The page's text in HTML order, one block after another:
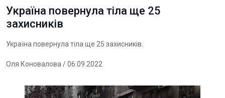
Україна повернула тіла ще 25
захисників
Україна повернула тіла ще 25 захисників.
Оля Коновалова / 06.09.2022